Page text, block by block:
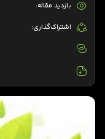
بازدید مقاله:
اشتراک‌گذاری: